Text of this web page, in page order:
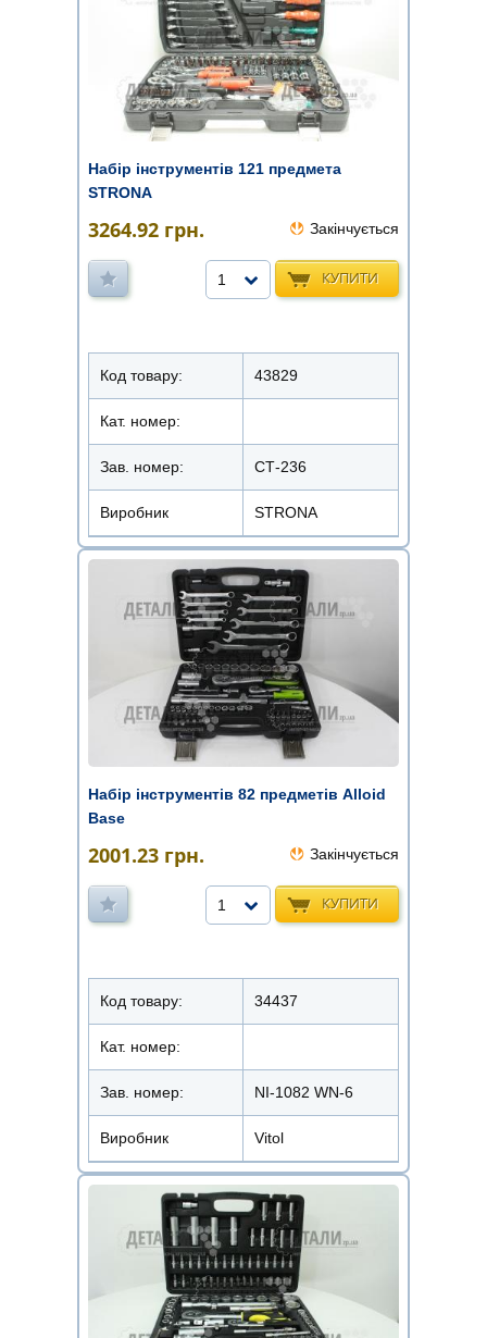
Набір інструментів 121 предмета
STRONA
3264.92 грн. Закінчується
КУПИТИ
1
Код товару: 43829
Кат. номер:
Зав. номер: СТ-236
Виробник STRONA
Набір інструментів 82 предметів Alloid
Base
2001.23 грн. Закінчується
КУПИТИ
1
Код товару: 34437
Кат. номер:
Зав. номер: NI-1082 WN-6
Виробник Vitol